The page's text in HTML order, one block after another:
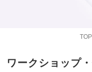
TOP
ワークショップ